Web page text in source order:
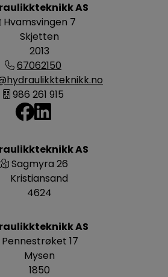
AS
Hvamsvingen 7
Skjetten
2013
67062150
986 261 915
AS
Pennestrøket 17
Mysen
1850
AS
Sagmyra 26
Kristiansand
4624